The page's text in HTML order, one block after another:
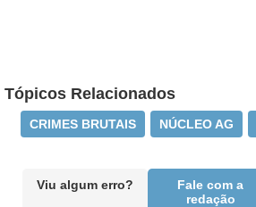
Tópicos Relacionados
CRIMES BRUTAIS NÚCLEO AG
Viu algum erro?
Fale com a
redação